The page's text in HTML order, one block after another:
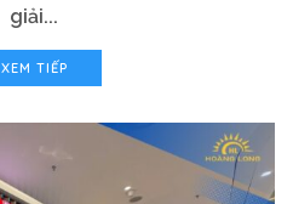
giải...
XEM TIẾP